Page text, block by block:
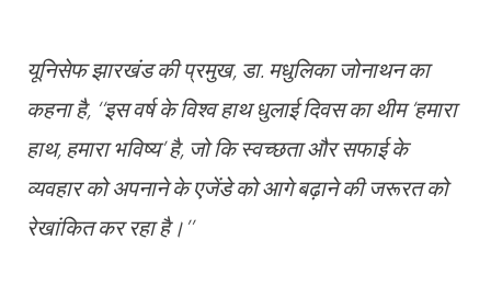
यूनिसेफ झारखंड की प्रमुख, डा. मधुलिका जोनाथन का
कहना है, ‘‘इस वर्ष के विश्व हाथ धुलाई दिवस का थीम ‘हमारा
हाथ, हमारा भविष्य’ है, जो कि स्वच्छता और सफाई के
व्यवहार को अपनाने के एजेंडे को आगे बढ़ाने की जरूरत को
रेखांकित कर रहा है।’’